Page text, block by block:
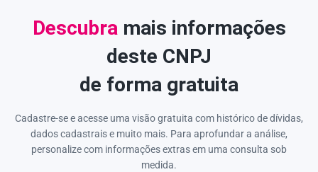
Descubra mais informações
deste CNPJ
de forma gratuita
Cadastre-se e acesse uma visão gratuita com histórico de dívidas,
dados cadastrais e muito mais. Para aprofundar a análise,
personalize com informações extras em uma consulta sob
medida.